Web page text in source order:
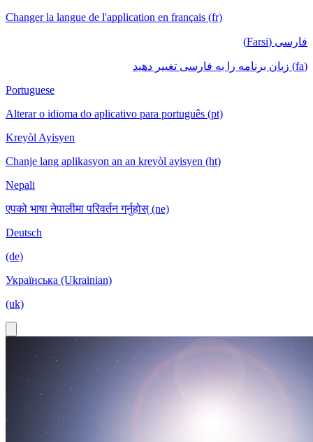
Changer la langue de l'application en français (fr)
فارسی (Farsi)
(fa) زبان برنامه را به فارسی تغییر دهید
Portuguese
Alterar o idioma do aplicativo para português (pt)
Kreyòl Ayisyen
Chanje lang aplikasyon an an kreyòl ayisyen (ht)
Nepali
एपको भाषा नेपालीमा परिवर्तन गर्नुहोस् (ne)
Deutsch
(de)
Українська (Ukrainian)
(uk)